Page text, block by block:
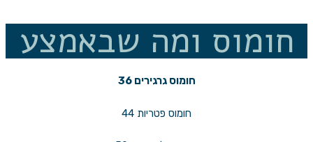
חומוס ומה שבאמצע
חומוס גרגירים 36
חומוס פטריות 44